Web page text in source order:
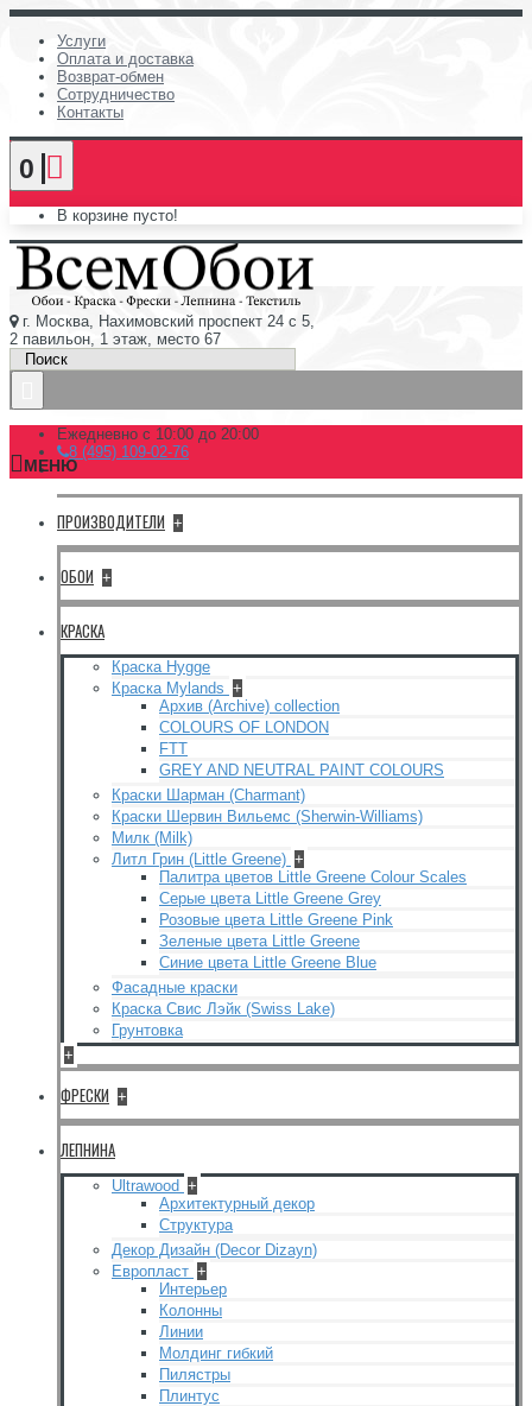
Услуги
Оплата и доставка
Возврат-обмен
Сотрудничество
Контакты
0
В корзине пусто!
г. Москва, Нахимовский проспект 24 с 5,
2 павильон, 1 этаж, место 67
Ежедневно с 10:00 до 20:00
8 (495) 109-02-76
МЕНЮ
ПРОИЗВОДИТЕЛИ +
ОБОИ +
КРАСКА
Краска Hygge
Краска Mylands +
Архив (Archive) collection
COLOURS OF LONDON
FTT
GREY AND NEUTRAL PAINT COLOURS
Краски Шарман (Charmant)
Краски Шервин Вильемс (Sherwin-Williams)
Милк (Milk)
Литл Грин (Little Greene) +
Палитра цветов Little Greene Colour Scales
Серые цвета Little Greene Grey
Розовые цвета Little Greene Pink
Зеленые цвета Little Greene
Синие цвета Little Greene Blue
Фасадные краски
Краска Свис Лэйк (Swiss Lake)
Грунтовка
+
ФРЕСКИ +
ЛЕПНИНА
Ultrawood +
Архитектурный декор
Структура
Декор Дизайн (Decor Dizayn)
Европласт +
Интерьер
Колонны
Линии
Молдинг гибкий
Пилястры
Плинтус